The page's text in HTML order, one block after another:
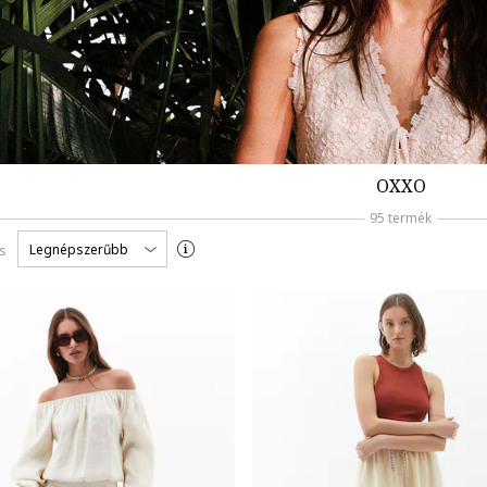
OXXO
95 termék
Legnépszerűbb